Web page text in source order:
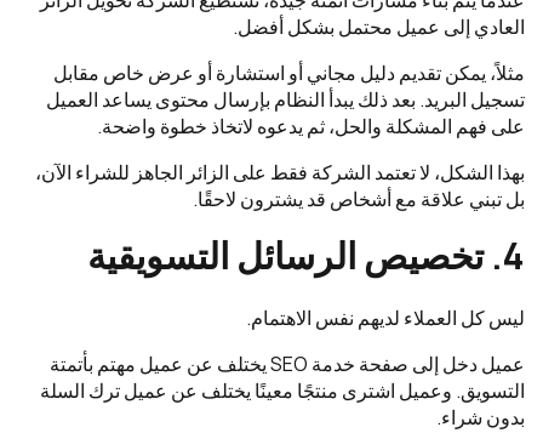
العادي إلى عميل محتمل بشكل أفضل.
مثلاً، يمكن تقديم دليل مجاني أو استشارة أو عرض خاص مقابل
تسجيل البريد. بعد ذلك يبدأ النظام بإرسال محتوى يساعد العميل
على فهم المشكلة والحل، ثم يدعوه لاتخاذ خطوة واضحة.
بهذا الشكل، لا تعتمد الشركة فقط على الزائر الجاهز للشراء الآن،
بل تبني علاقة مع أشخاص قد يشترون لاحقًا.
4. تخصيص الرسائل التسويقية
ليس كل العملاء لديهم نفس الاهتمام.
عميل دخل إلى صفحة خدمة SEO يختلف عن عميل مهتم بأتمتة
التسويق. وعميل اشترى منتجًا معينًا يختلف عن عميل ترك السلة
بدون شراء.